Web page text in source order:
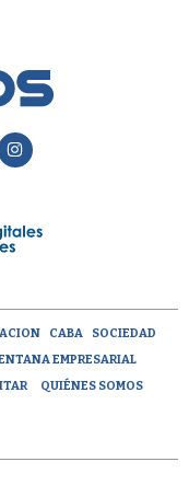
CABA
SOCIEDAD
EMPRESARIAL
QUIÉNES SOMOS